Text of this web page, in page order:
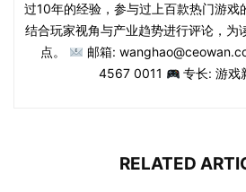
过10年的经验，参与过上百款热门游戏
结合玩家视角与产业趋势进行评论，为
点。
邮箱:
4567 0011
专长: 游戏
RELATED